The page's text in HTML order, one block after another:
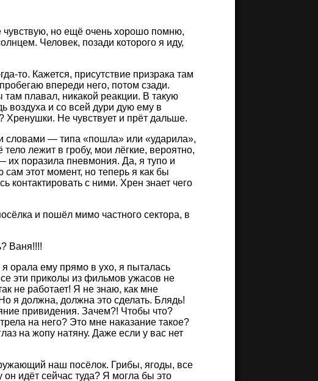
чувствую, но ещё очень хорошо помню,
Человек, позади которого я иду,
то. Кажется, присутствие призрака там
впереди него, потом сзади.
плавал, никакой реакции. В такую
воздуха и со всей дури дую ему в
Хренушки. Не чувствует и прёт дальше.
словами — типа «пошла» или «ударила»,
лежит в гробу, мои лёгкие, вероятно,
поразила пневмония. Да, я тупо и
этот момент, но теперь я как бы
контактировать с ними. Хрен знает чего
и пошёл мимо частного сектора, в
Ваня!!!!
орала ему прямо в ухо, я пыталась
эти приколы из фильмов ужасов не
не работает! Я не знаю, как мне
я должна, должна это сделать. Блядь!
привидения. Зачем?! Чтобы что?
на него? Это мне наказание такое?
на жопу натяну. Даже если у вас нет
наш посёлок. Грибы, ягоды, все
идёт сейчас туда? Я могла бы это